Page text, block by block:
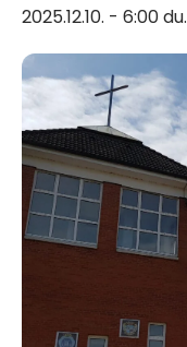
2025.12.10. - 6:00 du.